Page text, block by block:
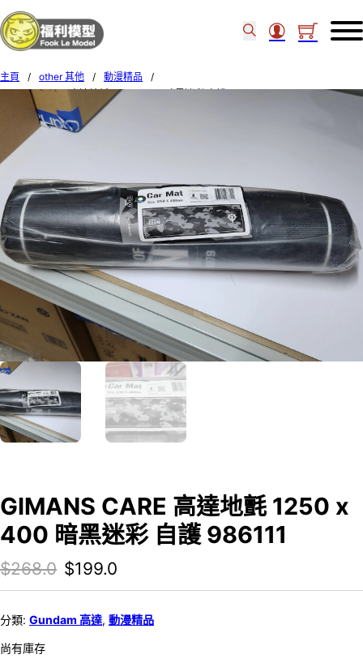
主頁 / other 其他 / 動漫精品
/
GIMANS CARE 高達地氈 1250 x 400 暗黑迷彩 自護 986111
GIMANS CARE 高達地氈 1250 x
400 暗黑迷彩 自護 986111
$268.0 Original price was: $268.0.
$199.0
分類: Gundam 高達, 動漫精品
尚有庫存